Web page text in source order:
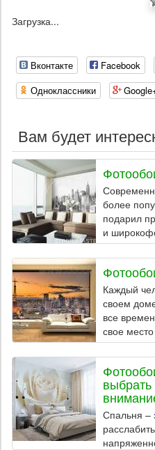
Загрузка...
Вконтакте Facebook
Одноклассники
Вам будет
более
подарил
и
Каждый
своем
все
свое
выбрать
Спальня –